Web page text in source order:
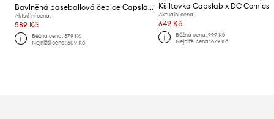
Bavlněná baseballová čepice Capslab x Marvel
Aktuální cena:
589 Kč
Běžná cena:879 Kč
Nejnižší cena:609 Kč
Kšiltovka Capslab x DC Comics
Aktuální cena:
649 Kč
Běžná cena: 999 Kč
Nejnižší cena: 679 Kč